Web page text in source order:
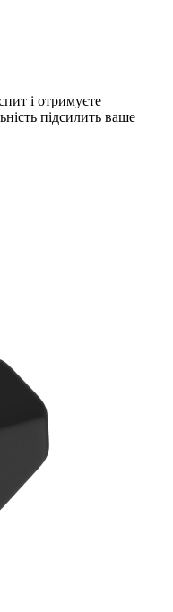
і отримуєте
підсилить ваше